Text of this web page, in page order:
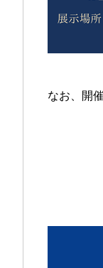
なお、開